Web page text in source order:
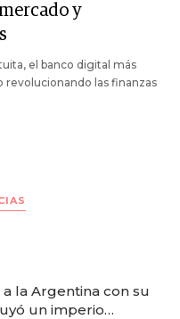
y
el banco digital más
revolucionando las finanzas
la Argentina con su
un imperio